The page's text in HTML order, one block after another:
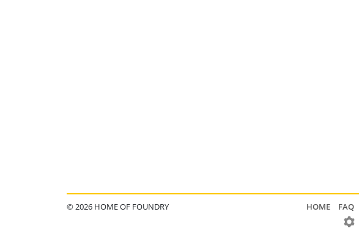
© 2026 HOME OF FOUNDRY HOME FAQ